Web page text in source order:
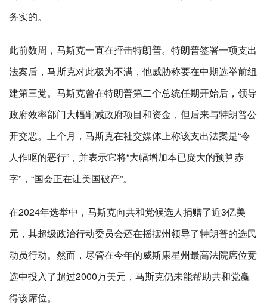
务实的。
此前数周，马斯克一直在抨击特朗普。特朗普签署一项支出
法案后，马斯克对此极为不满，他威胁称要在中期选举前组
建第三党。马斯克曾在特朗普第二个总统任期开始后，领导
政府效率部门大幅削减政府项目和资金，但后来与特朗普公
开交恶。上个月，马斯克在社交媒体上称该支出法案是“令
人作呕的恶行”，并表示它将“大幅增加本已庞大的预算赤
字”，“国会正在让美国破产”。
在2024年选举中，马斯克向共和党候选人捐赠了近3亿美
元，其超级政治行动委员会还在摇摆州领导了特朗普的选民
动员行动。然而，尽管在今年的威斯康星州最高法院席位竞
选中投入了超过2000万美元，马斯克仍未能帮助共和党赢
得该席位。